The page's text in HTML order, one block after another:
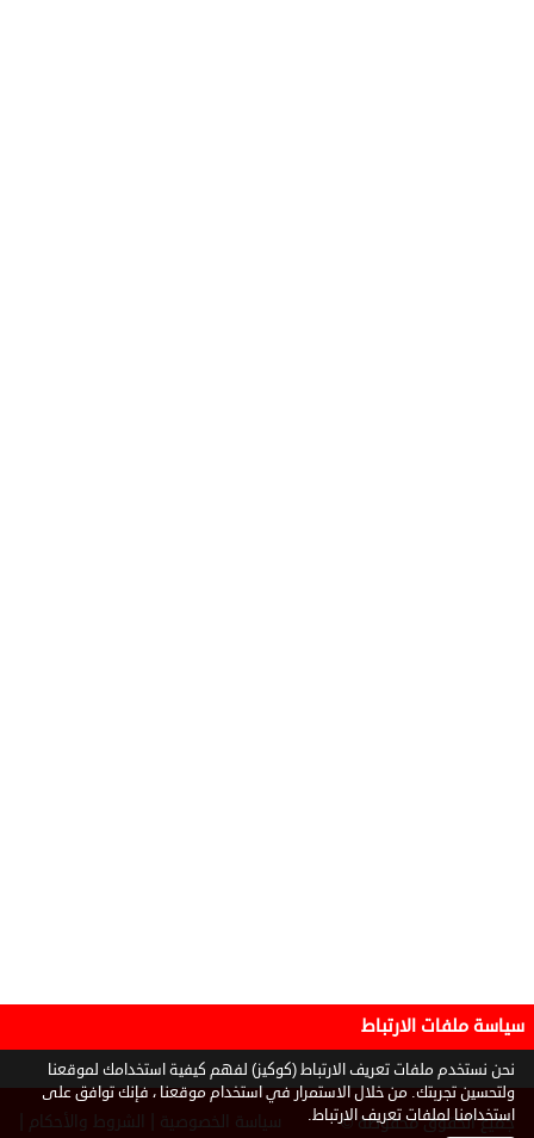
جميع الحقوق محفوظة ©
سياسة الخصوصية الشروط والأحكام
سياسة ملفات الارتباط
نحن نستخدم ملفات تعريف الارتباط (كوكيز) لفهم كيفية استخدامك لموقعنا
ولتحسين تجربتك. من خلال الاستمرار في استخدام موقعنا ، فإنك توافق على
استخدامنا لملفات تعريف الارتباط.